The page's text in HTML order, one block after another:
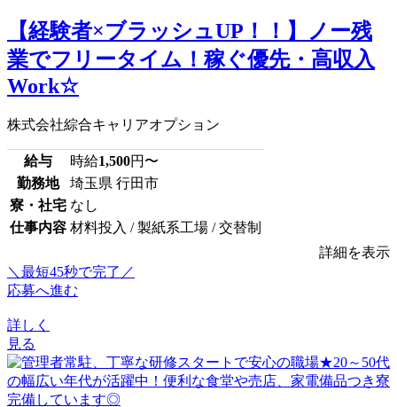
【経験者×ブラッシュUP！！】ノー残
業でフリータイム！稼ぐ優先・高収入
Work☆
株式会社綜合キャリアオプション
給与 時給1,500円〜
勤務地
埼玉県 行田市
寮・社宅 なし
仕事内容 材料投入 / 製紙系工場 / 交替制
詳細を表示
＼最短45秒で完了／
応募へ進む
詳しく
見る